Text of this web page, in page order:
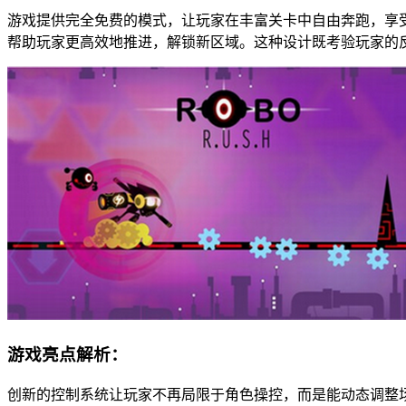
游戏提供完全免费的模式，让玩家在丰富关卡中自由奔跑，
帮助玩家更高效地推进，解锁新区域。这种设计既考验玩家
游戏亮点解析：
创新的控制系统让玩家不再局限于角色操控，而是能动态调